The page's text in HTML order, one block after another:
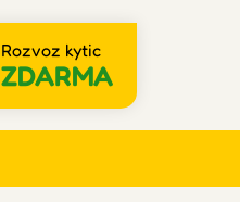
Rozvoz kytic
ZDARMA